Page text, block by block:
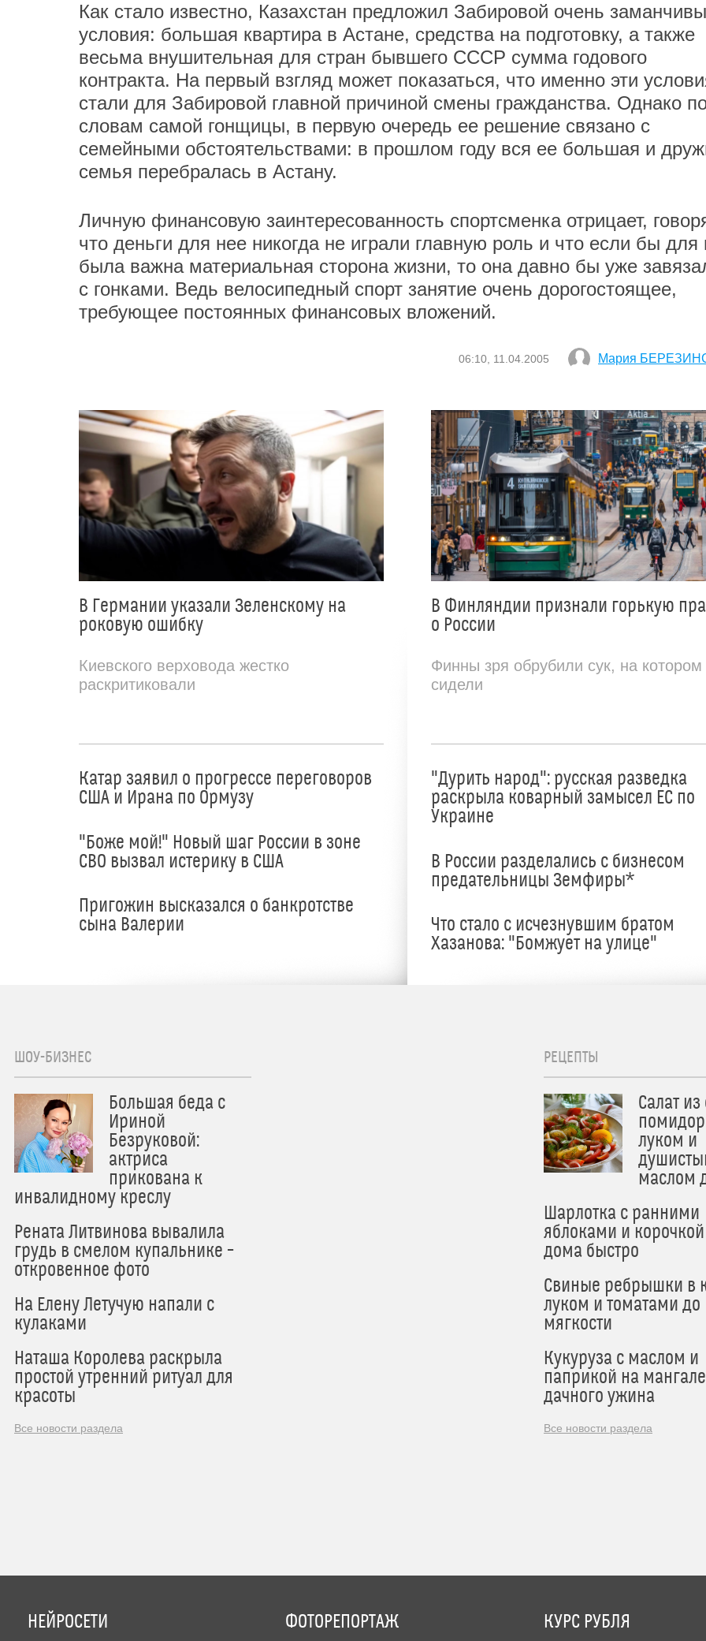
Как стало известно, Казахстан предложил Забировой очень
условия: большая квартира в Астане, средства на подготовку, а также
весьма внушительная для стран бывшего СССР сумма годового
контракта. На первый взгляд может показаться, что именно эти
стали для Забировой главной причиной смены гражданства. Однако
словам самой гонщицы, в первую очередь ее решение связано с
семейными обстоятельствами: в прошлом году вся ее большая и
семья перебралась в Астану.
Личную финансовую заинтересованность спортсменка отрицает,
что деньги для нее никогда не играли главную роль и что если бы для
была важна материальная сторона жизни, то она давно бы уже
с гонками. Ведь велосипедный спорт занятие очень дорогостоящее,
требующее постоянных финансовых вложений.
06:10, 11.04.2005 Мария
В Германии указали Зеленскому на
роковую ошибку
Киевского верховода жестко
раскритиковали
Катар заявил о прогрессе переговоров
США и Ирана по Ормузу
"Боже мой!" Новый шаг России в зоне
СВО вызвал истерику в США
Пригожин высказался о банкротстве
сына Валерии
В Финляндии признали горькую
о России
Финны зря обрубили сук, на котором
сидели
"Дурить народ": русская разведка
раскрыла коварный замысел ЕС по
Украине
В России разделались с бизнесом
предательницы Земфиры*
Что стало с исчезнувшим братом
Хазанова: "Бомжует на улице"
ШОУ-БИЗНЕС
Большая беда с
Ириной
Безруковой:
актриса
прикована к
инвалидному креслу
Рената Литвинова вывалила
грудь в смелом купальнике –
откровенное фото
На Елену Летучую напали с
кулаками
Наташа Королева раскрыла
простой утренний ритуал для
красоты
Все новости раздела
РЕЦЕПТЫ
Салат
луком и
маслом
Шарлотка с ранними
яблоками и
дома быстро
Свиные ребрышки в
луком и томатами до
мягкости
Кукуруза с маслом и
паприкой на
дачного ужина
Все новости раздела
НЕЙРОСЕТИ ФОТОРЕПОРТАЖ КУРС РУБЛЯ